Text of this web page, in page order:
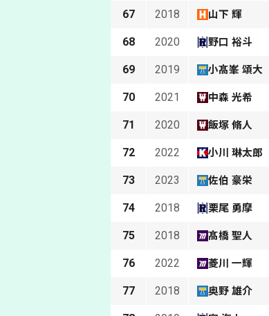
67 2018 山下 輝
68 2020 野口 裕斗
69 2019 小髙峯 頌大
70 2021 中森 光希
71 2020 飯塚 脩人
72 2022 小川 琳太郎
73 2023 佐伯 豪栄
74 2018 栗尾 勇摩
75 2018 髙橋 聖人
76 2022 菱川 一輝
77 2018 奥野 雄介